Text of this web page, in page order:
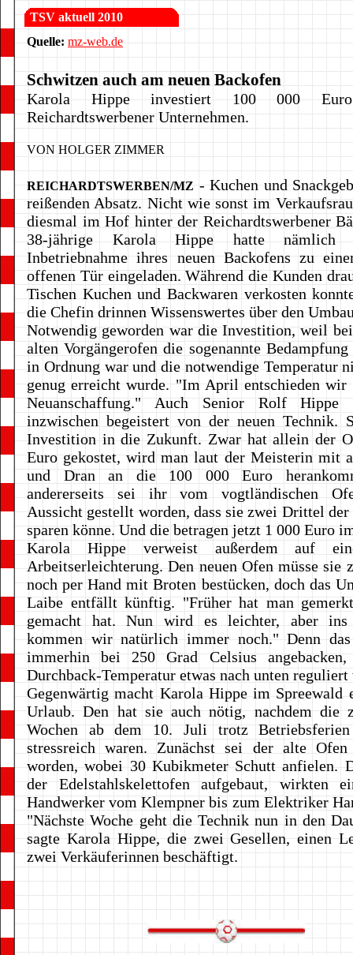
TSV aktuell 2010
Quelle: mz-web.de
Schwitzen auch am neuen Backofen
Karola Hippe investiert 100 000
Reichardtswerbener Unternehmen.
VON HOLGER ZIMMER
REICHARDTSWERBEN/MZ - Kuchen und
reißenden Absatz. Nicht wie sonst im
diesmal im Hof hinter der Reichardtswerbener
38-jährige Karola Hippe hatte nämlich
Inbetriebnahme ihres neuen Backofens zu
offenen Tür eingeladen. Während die Kunden
Tischen Kuchen und Backwaren verkosten
die Chefin drinnen Wissenswertes über den
Notwendig geworden war die Investition, weil
alten Vorgängerofen die sogenannte
in Ordnung war und die notwendige Temperatur
genug erreicht wurde. "Im April entschieden
Neuanschaffung." Auch Senior Rolf Hippe
inzwischen begeistert von der neuen Technik.
Investition in die Zukunft. Zwar hat allein der
Euro gekostet, wird man laut der Meisterin mit
und Dran an die 100 000 Euro
andererseits sei ihr vom vogtländischen
Aussicht gestellt worden, dass sie zwei Drittel der
sparen könne. Und die betragen jetzt 1 000 Euro
Karola Hippe verweist außerdem auf
Arbeitserleichterung. Den neuen Ofen müsse sie
noch per Hand mit Broten bestücken, doch das
Laibe entfällt künftig. "Früher hat man
gemacht hat. Nun wird es leichter, aber ins
kommen wir natürlich immer noch." Denn
immerhin bei 250 Grad Celsius
Durchback-Temperatur etwas nach unten
Gegenwärtig macht Karola Hippe im Spreewald
Urlaub. Den hat sie auch nötig, nachdem die
Wochen ab dem 10. Juli trotz Betriebsferien
stressreich waren. Zunächst sei der alte Ofen
worden, wobei 30 Kubikmeter Schutt anfielen.
der Edelstahlskelettofen aufgebaut, wirkten
Handwerker vom Klempner bis zum Elektriker
"Nächste Woche geht die Technik nun in den
sagte Karola Hippe, die zwei Gesellen, einen
zwei Verkäuferinnen beschäftigt.